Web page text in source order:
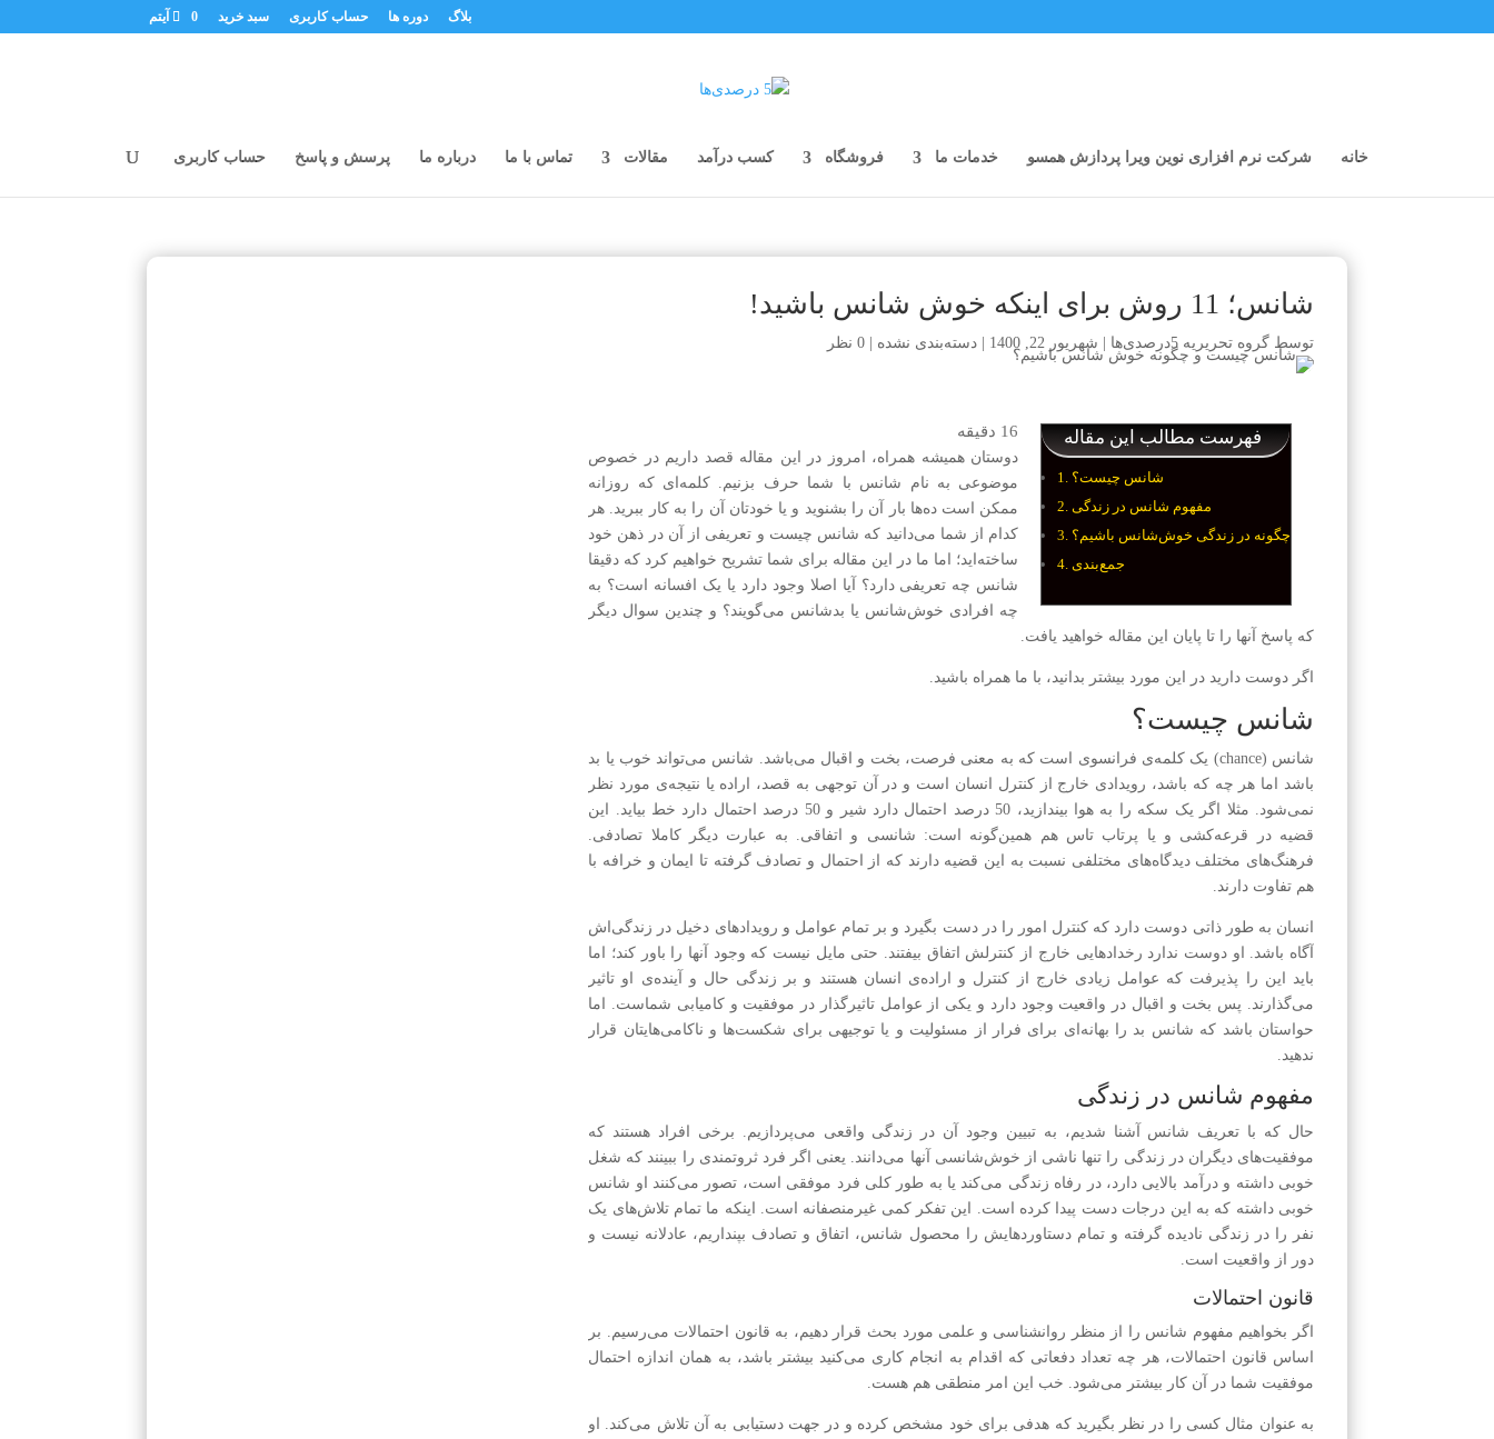
بلاگ دوره ها حساب کاربری سبد خرید 0 آیتم
خانه شرکت نرم افزاری نوین ویرا پردازش همسو خدمات ما فروشگاه کسب درآمد مقالات تماس با ما درباره ما پرسش و پاسخ حساب کاربری
شانس؛ 11 روش برای اینکه خوش شانس باشید!
توسطگروه تحریریه 5درصدی‌ها شهریور 22, 1400 |دسته‌بندی نشده |0 نظر
فهرست مطالب این مقاله
شانس چیست؟
مفهوم شانس در زندگی
چگونه در زندگی خوش‌شانس باشیم؟
جمع‌بندی
16 دقیقه
دوستان همیشه همراه، امروز در این مقاله قصد داریم در خصوص
موضوعی به نام شانس با شما حرف بزنیم. کلمه‌ای که روزانه
ممکن است ده‌ها بار آن را بشنوید و یا خودتان آن را به کار ببرید. هر
کدام از شما می‌دانید که شانس چیست و تعریفی از آن در ذهن خود
ساخته‌اید؛ اما ما در این مقاله برای شما تشریح خواهیم کرد که دقیقا
شانس چه تعریفی دارد؟ آیا اصلا وجود دارد یا یک افسانه است؟ به
چه افرادی خوش‌شانس یا بد‌شانس می‌گویند؟ و چندین سوال دیگر
که پاسخ آنها را تا پایان این مقاله خواهید یافت.
اگر دوست دارید در این مورد بیشتر بدانید، با ما همراه باشید.
شانس چیست؟
شانس‌ (chance) یک کلمه‌ی فرانسوی است که به معنی فرصت، بخت و اقبال می‌باشد. شانس می‌تواند خوب یا بد
باشد اما هر چه که باشد، رویدادی خارج از کنترل انسان است و در آن توجهی به قصد، اراده یا نتیجه‌ی مورد نظر
نمی‌شود. مثلا اگر یک سکه را به هوا بیندازید، 50 درصد احتمال دارد شیر و 50 درصد احتمال دارد خط بیاید. این
قضیه در قرعه‌کشی و یا پرتاب تاس هم همین‌گونه است: شانسی و اتفاقی. به عبارت دیگر کاملا تصادفی.
فرهنگ‌های مختلف دیدگاه‌های مختلفی نسبت به این قضیه دارند که از احتمال و تصادف گرفته تا ایمان و خرافه با
هم تفاوت دارند.
انسان به طور ذاتی دوست دارد که کنترل امور را در دست بگیرد و بر تمام عوامل و رویدادهای دخیل در زندگی‌اش
آگاه باشد. او دوست ندارد رخداد‌هایی خارج از کنتر‌لش اتفاق بیفتند. حتی مایل نیست که وجود آنها را باور کند؛ اما
باید این را پذیرفت که عوامل زیادی خارج از کنترل و اراده‌ی انسان هستند و بر زندگی حال و آینده‌ی او تاثیر
می‌گذارند. پس بخت و اقبال در واقعیت وجود دارد و یکی از عوامل تاثیر‌گذار در موفقیت و کا‌میابی شماست. اما
حو‌استان باشد که شانس بد را بهانه‌ای برای فرار از مسئولیت و یا توجیهی برای شکست‌ها و ناکامی‌هایتان قرار
ندهید.
مفهوم شانس در زندگی
حال که با تعریف شانس آشنا شدیم، به تبیین وجود آن در زندگی واقعی می‌پردازیم. برخی افراد هستند که
موفقیت‌های دیگران در زندگی را تنها ناشی از خوش‌شانسی آنها می‌دانند. یعنی اگر فرد ثروتمندی را ببینند که شغل
خوبی داشته و درآمد بالایی دارد، در رفاه زندگی می‌کند یا به طور کلی فرد موفقی است، تصور می‌کنند او شانس
خوبی داشته که به این درجات دست پیدا کرده است. این تفکر کمی غیر‌منصفانه است. اینکه ما تمام تلاش‌های یک
نفر را در زندگی نادیده گرفته و تمام دستاورد‌هایش را محصول شانس، اتفاق و تصادف بپنداریم، عادلانه نیست و
دور از واقعیت است.
قانون احتمالات
اگر بخواهیم مفهوم شانس را از منظر روانشناسی و علمی مورد بحث قرار دهیم، به قانون احتمالات می‌رسیم. بر
اساس قانون احتمالات، هر چه تعداد د‌فعاتی که اقدام به انجام کاری می‌کنید بیشتر باشد، به همان اندازه احتمال
موفقیت شما در آن کار بیشتر می‌شود. خب این امر منطقی هم هست.
به عنوان مثال کسی را در نظر بگیرید که هدفی برای خود مشخص کرده و در جهت دستیابی به آن تلاش می‌کند. او